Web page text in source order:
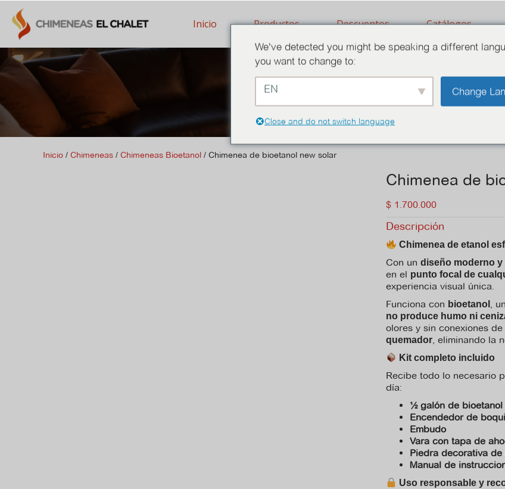
Inicio Productos Descuentos Catálogos
Chimeneas Bioetanol
Inicio / Chimeneas / Chimeneas Bioetanol / Chimenea de bioetanol new solar
Chimenea de
$ 1.700.000
Descripción
Chimenea de etanol
Con un diseño moderno
en el punto focal de
experiencia visual única.
Funciona con bioetanol ,
no produce humo ni
olores y sin conexiones
quemador, eliminando la
Kit completo incluido
Recibe todo lo necesario
día:
½ galón de bioetanol
Encendedor de
Embudo
Vara con tapa de
Piedra decorativa
Manual de
Uso responsable y
We've detected you might be speaking a different
you want to change to:
EN Change
Close and do not switch language